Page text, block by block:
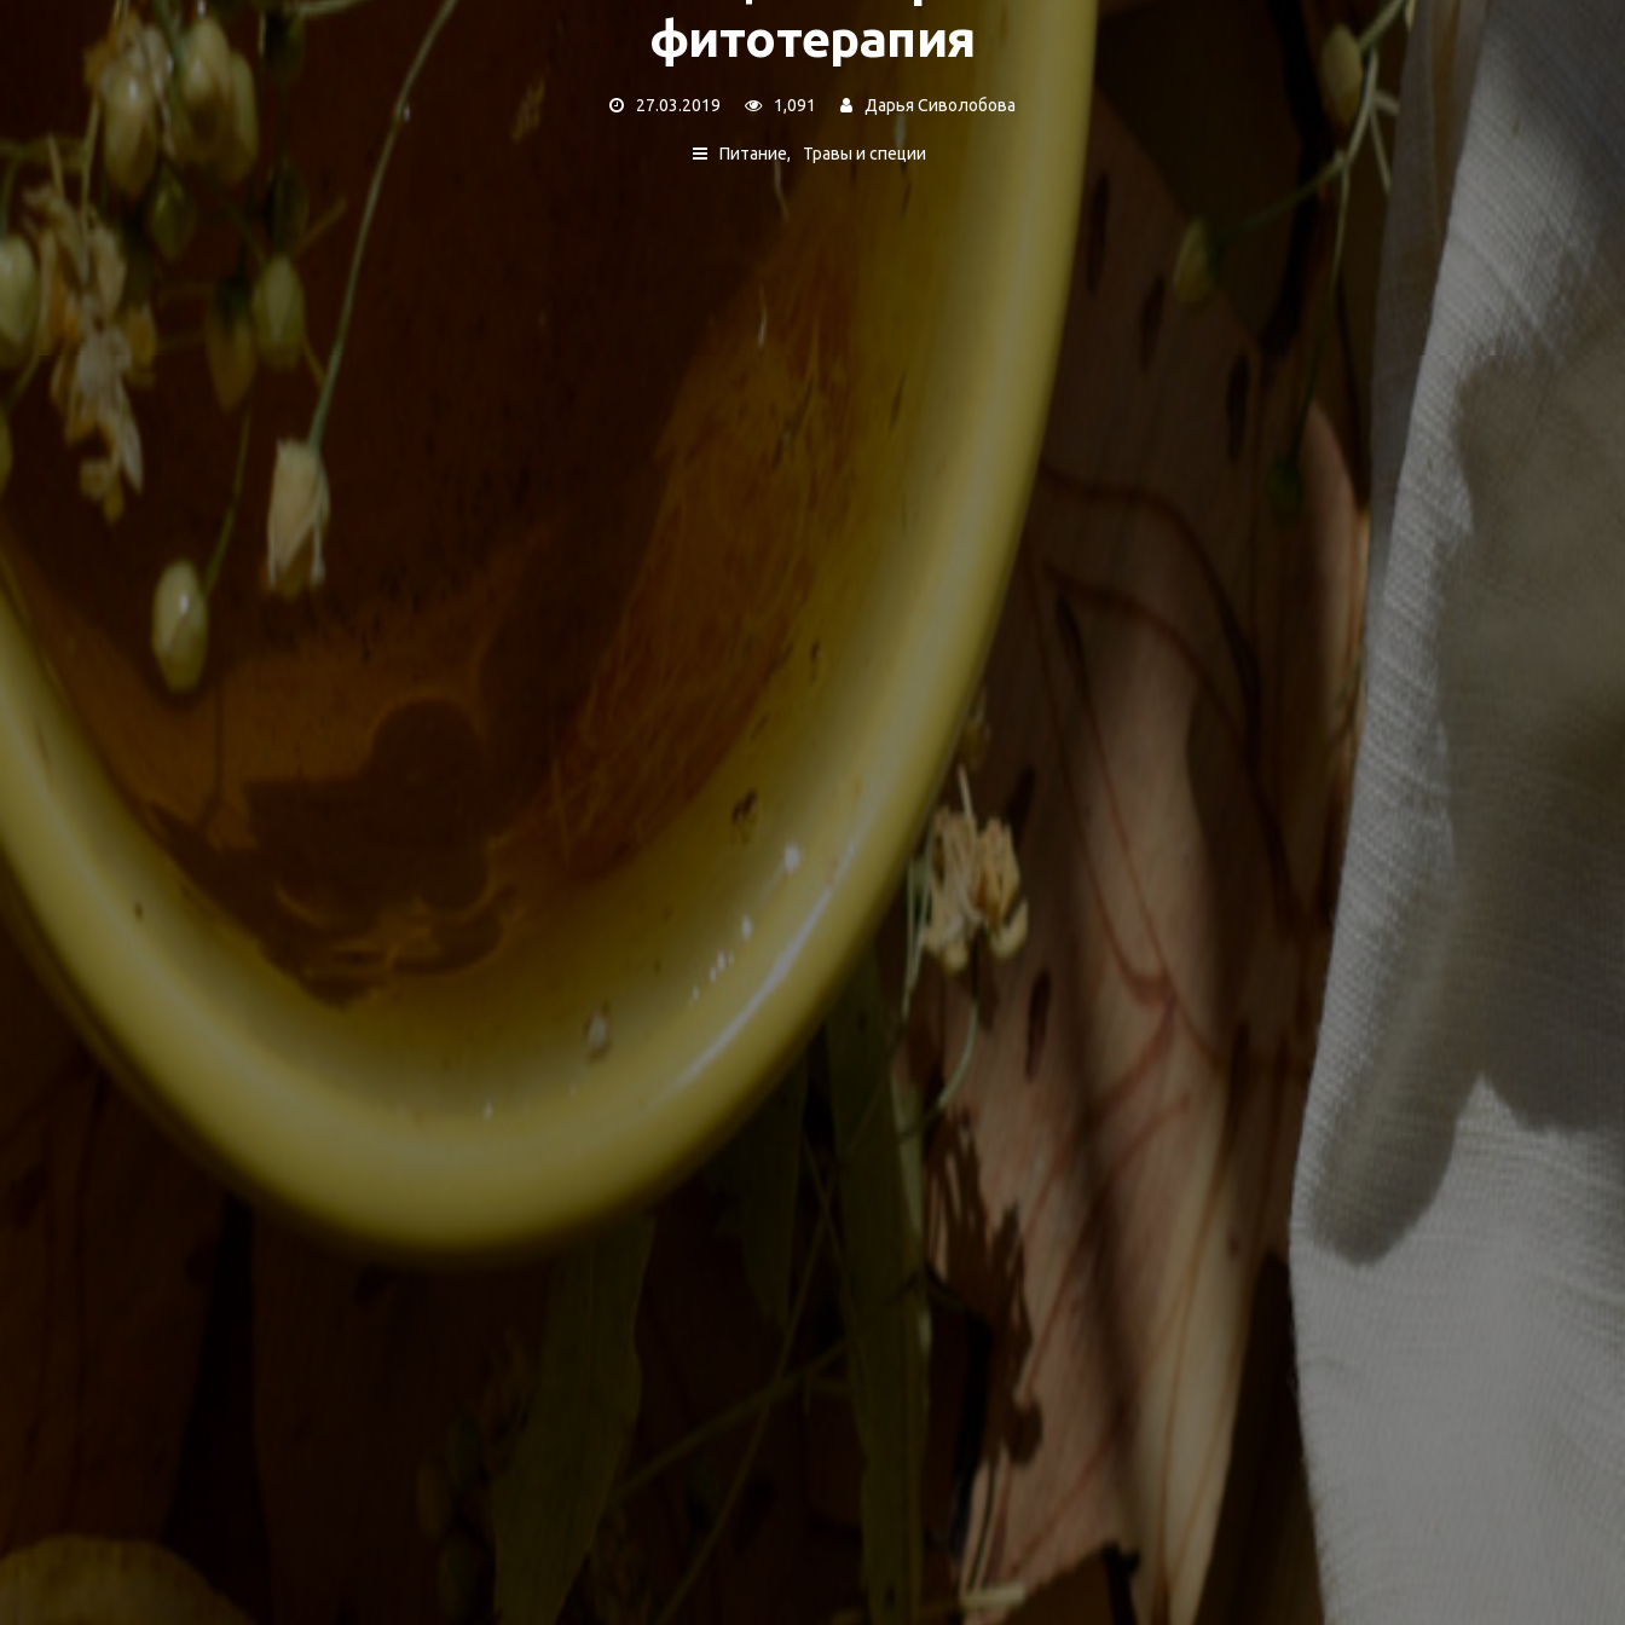
фитотерапия
27.03.2019 1,091 Дарья Сиволобова
Питание Травы и специи